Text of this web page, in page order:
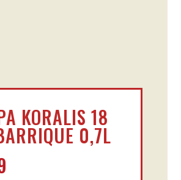
KORALIS 18
0,7L